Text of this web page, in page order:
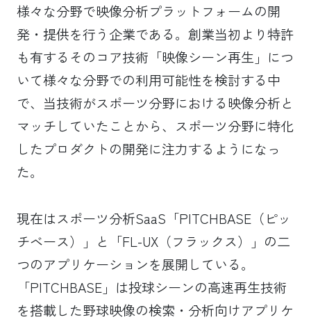
様々な分野で映像分析プラットフォームの開
発・提供を行う企業である。創業当初より特許
も有するそのコア技術「映像シーン再生」につ
いて様々な分野での利用可能性を検討する中
で、当技術がスポーツ分野における映像分析と
マッチしていたことから、スポーツ分野に特化
したプロダクトの開発に注力するようになっ
た。
現在はスポーツ分析SaaS「PITCHBASE（ピッ
チベース）」と「FL-UX（フラックス）」の二
つのアプリケーションを展開している。
「PITCHBASE」は投球シーンの高速再生技術
を搭載した野球映像の検索・分析向けアプリケ